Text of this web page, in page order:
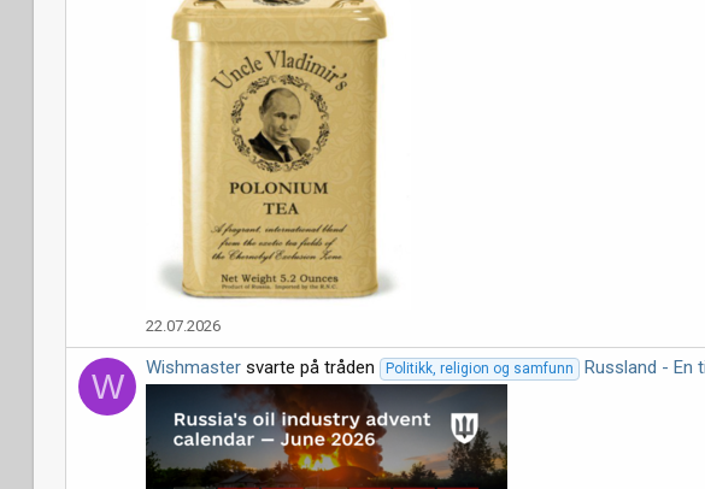
22.07.2026
W
Wishmaster svarte på tråden Politikk, religion og samfunn Russland - En